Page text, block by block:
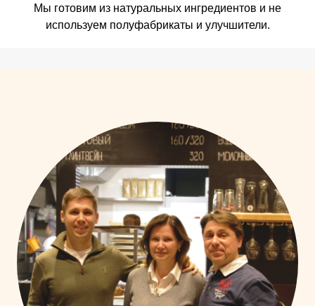
Мы готовим из натуральных ингредиентов и не
используем полуфабрикаты и улучшители.